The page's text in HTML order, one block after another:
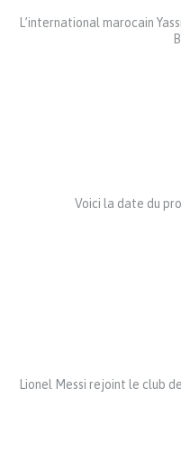
L’international marocain
Voici la date du
Lionel Messi rejoint le club